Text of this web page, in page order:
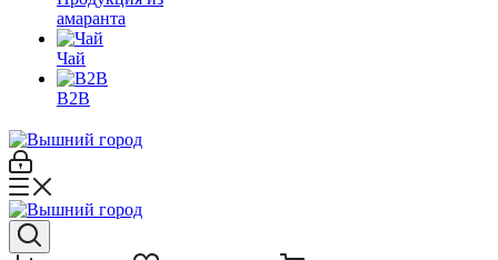
амаранта
Чай
B2B